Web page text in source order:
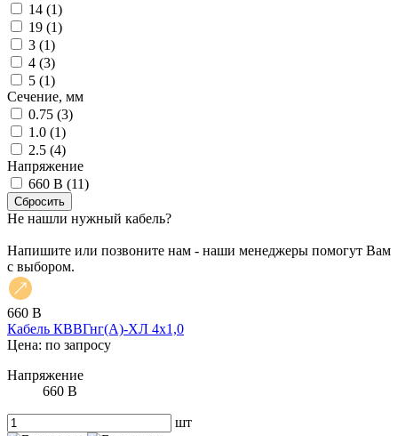
14 (1)
19 (1)
3 (1)
4 (3)
5 (1)
Сечение, мм
0.75 (3)
1.0 (1)
2.5 (4)
Напряжение
660 В (11)
Не нашли нужный кабель?
Напишите или позвоните нам - наши менеджеры помогут Вам
с выбором.
660 В
Кабель КВВГнг(А)-ХЛ 4х1,0
Цена: по запросу
Напряжение
660 В
шт